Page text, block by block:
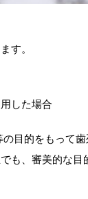
す。
した場合
目的をもって
も、審美的な目